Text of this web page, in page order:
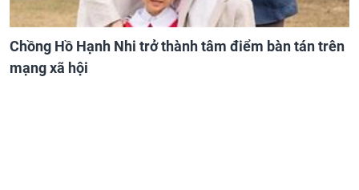
Chồng Hồ Hạnh Nhi trở thành tâm điểm bàn tán trên
mạng xã hội